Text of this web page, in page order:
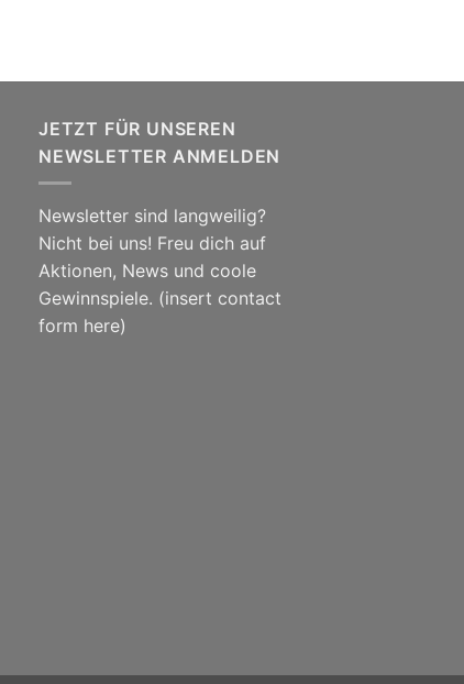
JETZT FÜR UNSEREN
NEWSLETTER ANMELDEN
Newsletter sind langweilig?
Nicht bei uns! Freu dich auf
Aktionen, News und coole
Gewinnspiele. (insert contact
form here)